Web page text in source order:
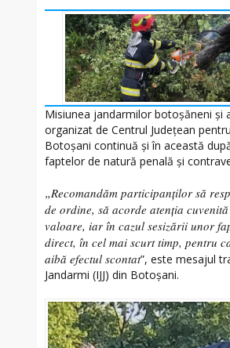
Misiunea jandarmilor botoșăneni și
organizat de Centrul Județean
Botoșani continuă și în această
faptelor de natură penală și
„Recomandăm participanților să
de ordine, să acorde atenția
valoare, iar în cazul sesizării unor
direct, în cel mai scurt timp, pentru
aibă efectul scontat”, este mesajul
Jandarmi (IJJ) din Botoșani.